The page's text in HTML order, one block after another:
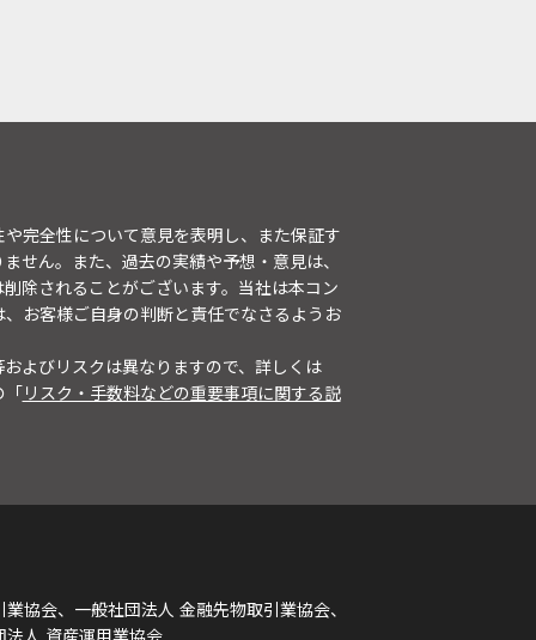
完全性について意見を表明し、また保証す
せん。また、過去の実績や予想・意見は、
除されることがございます。当社は本コン
お客様ご自身の判断と責任でなさるようお
よびリスクは異なりますので、詳しくは
「リスク・手数料などの重要事項に関する説
協会、一般社団法人 金融先物取引業協会、